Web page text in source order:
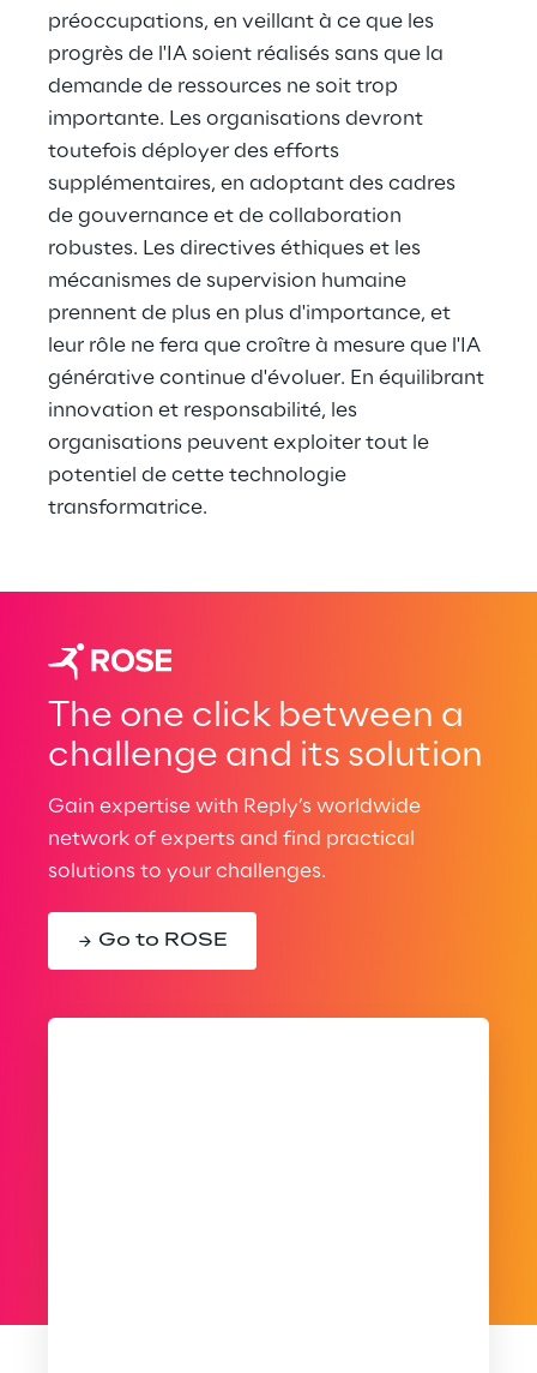
préoccupations, en veillant à ce que les
progrès de l'IA soient réalisés sans que la
demande de ressources ne soit trop
importante. Les organisations devront
toutefois déployer des efforts
supplémentaires, en adoptant des cadres
de gouvernance et de collaboration
robustes. Les directives éthiques et les
mécanismes de supervision humaine
prennent de plus en plus d'importance, et
leur rôle ne fera que croître à mesure que l'IA
générative continue d'évoluer. En équilibrant
innovation et responsabilité, les
organisations peuvent exploiter tout le
potentiel de cette technologie
transformatrice.
The one click between a
challenge and its solution
Gain expertise with Reply’s worldwide
network of experts and find practical
solutions to your challenges.
Go to ROSE